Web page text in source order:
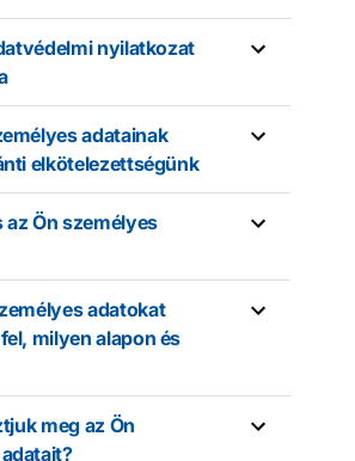
nyilatkozat
adatainak
elkötelezettségünk
az Ön személyes
adatokat
milyen alapon és
meg az Ön